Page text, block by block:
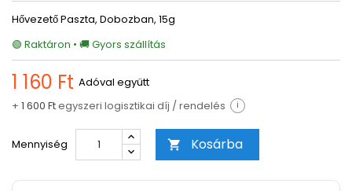
Hővezető Paszta, Dobozban, 15g
🟢 Raktáron • 🚚 Gyors szállítás
1 160 Ft Adóval együtt
+ 1 600 Ftegyszeri logisztikai díj / rendelés i
Mennyiség  Kosárba